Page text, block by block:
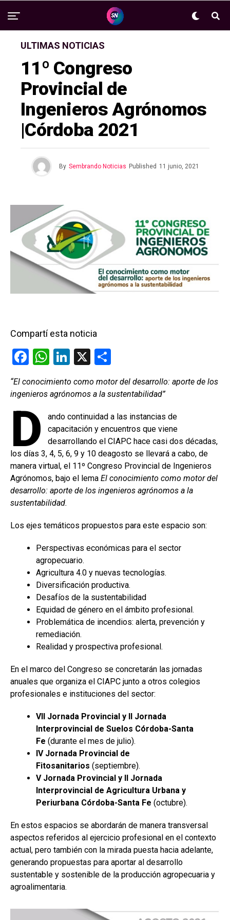
ULTIMAS NOTICIAS
11º Congreso
Provincial de
Ingenieros Agrónomos
|Córdoba 2021
By Sembrando Noticias Published 11 junio, 2021
Compartí esta noticia
F
ce
o
o
k
W
at
A
p
p
Li
ke
n
X
m
ar
tir
“El conocimiento como motor del desarrollo: aporte de los
ingenieros agrónomos a la sustentabilidad”
D
ando continuidad a las instancias de
capacitación y encuentros que viene
desarrollando el CIAPC hace casi dos décadas,
los días 3, 4, 5, 6, 9 y 10 deagosto se llevará a cabo, de
manera virtual, el 11º Congreso Provincial de Ingenieros
Agrónomos, bajo el lema El conocimiento como motor del
desarrollo: aporte de los ingenieros agrónomos a la
sustentabilidad.
Los ejes temáticos propuestos para este espacio son:
Perspectivas económicas para el sector
agropecuario.
Agricultura 4.0 y nuevas tecnologías.
Diversificación productiva.
Desafíos de la sustentabilidad
Equidad de género en el ámbito profesional.
Problemática de incendios: alerta, prevención y
remediación.
Realidad y prospectiva profesional.
En el marco del Congreso se concretarán las jornadas
anuales que organiza el CIAPC junto a otros colegios
profesionales e instituciones del sector:
VII Jornada Provincial y II Jornada
Interprovincial de Suelos Córdoba-Santa
Fe (durante el mes de julio).
IV Jornada Provincial de
Fitosanitarios (septiembre).
V Jornada Provincial y II Jornada
Interprovincial de Agricultura Urbana y
Periurbana Córdoba-Santa Fe (octubre).
En estos espacios se abordarán de manera transversal
aspectos referidos al ejercicio profesional en el contexto
actual, pero también con la mirada puesta hacia adelante,
generando propuestas para aportar al desarrollo
sustentable y sostenible de la producción agropecuaria y
agroalimentaria.